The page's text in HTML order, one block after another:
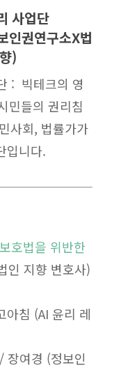
사업단
인권연구소X법
)
: 빅테크의 영
민들의 권리침
사회, 법률가가
입니다.
호법을 위반한
인 지향 변호사)
아침 (AI 윤리 레
/ 장여경 (정보인